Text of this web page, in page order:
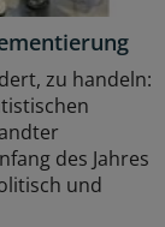
zu handeln:
des Jahres
und